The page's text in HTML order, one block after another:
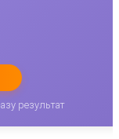
результат